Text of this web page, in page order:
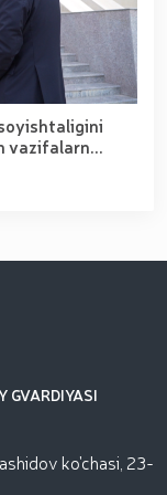
vazifalarn...
GVARDIYASI
ko'chasi, 23-